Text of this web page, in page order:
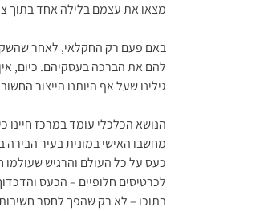
מצאו את עצמם בלילה אחד בתוך
באם פעם רק החקלאי, לאחר
להם את הברכה בעסקיהם. כיום,
גילינו שעל אף היותנו הייצור
הנושא הכלכלי עומד במרכז חיינו
מחשבו האישי במונית בעיר
כעס על כל העולם והרגיש
לכרטיסים חלופיים – הכעס
בתוכו – לא רק שהפך לחסר